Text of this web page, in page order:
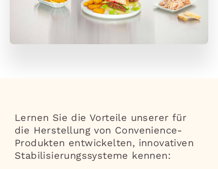
Lernen Sie die Vorteile unserer für
die Herstellung von Convenience-
Produkten entwickelten, innovativen
Stabilisierungssysteme kennen: